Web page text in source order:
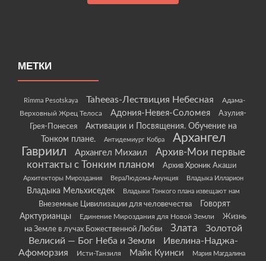
МЕТКИ
Rimma Pesotskaya Taheeas-Лествиция Небесная
Адама-
Верховный Жрец Телоса
Адония-Невея-Соломея
Азулия-
Грея-Понесея
Активации и Посвящения. Обучение на
Тонком плане.
Антидемиург Кобра
Архангел
Гавриил
Архангел Михаил
Архив-Мои первые
контакты с Тонким планом
Архив Хроник Акаши
Архитекторы Мироздания ВераЛюдома-Анунция Владыка Илларион
Владыка Мельхиседек Владыки Тонкого плана извещают нам
Внеземные Цивилизации для человечества
Говорят
Арктурианцы
Единение Мироздания для Новой Земли
Жизнь
на Земле в лучах Божественной Любви
Злата
Золотой
Велисий — Бог Неба и Земли
Ивелина-Наджа-
Афоморзия
Исти-Танзиля Майк Куинси Мария Магдалина